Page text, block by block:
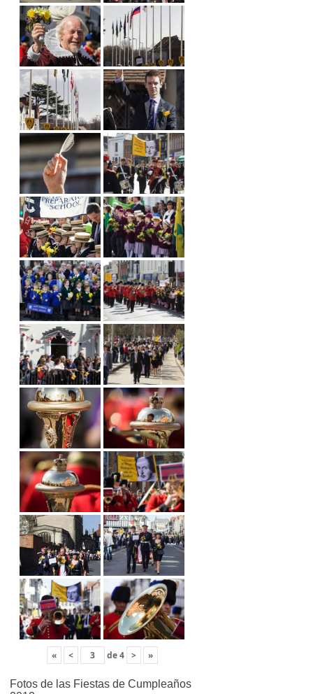
« < de4 > »
Fotos de las Fiestas de Cumpleaños